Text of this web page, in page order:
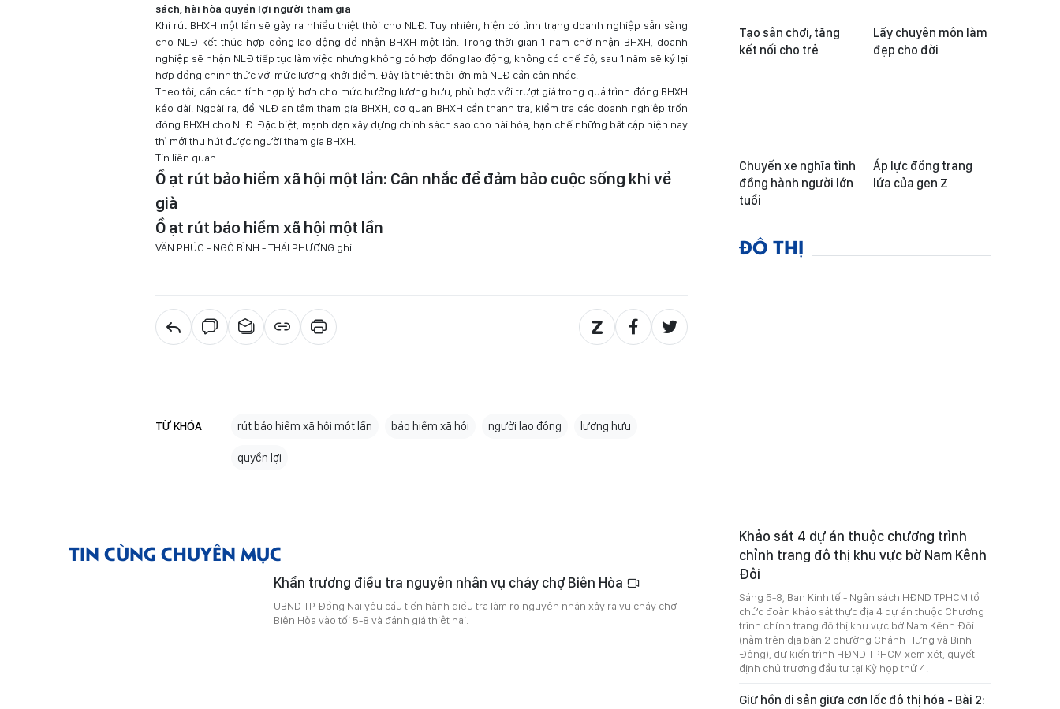
sách, hài hòa quyền lợi người tham gia
Khi rút BHXH một lần sẽ gây ra nhiều thiệt thòi cho NLĐ. Tuy nhiên, hiện có tình trạng doanh nghiệp sẵn sàng
cho NLĐ kết thúc hợp đồng lao động để nhận BHXH một lần. Trong thời gian 1 năm chờ nhận BHXH, doanh
nghiệp sẽ nhận NLĐ tiếp tục làm việc nhưng không có hợp đồng lao động, không có chế độ, sau 1 năm sẽ ký lại
hợp đồng chính thức với mức lương khởi điểm. Đây là thiệt thòi lớn mà NLĐ cần cân nhắc.
Theo tôi, cần cách tính hợp lý hơn cho mức hưởng lương hưu, phù hợp với trượt giá trong quá trình đóng BHXH
kéo dài. Ngoài ra, để NLĐ an tâm tham gia BHXH, cơ quan BHXH cần thanh tra, kiểm tra các doanh nghiệp trốn
đóng BHXH cho NLĐ. Đặc biệt, mạnh dạn xây dựng chính sách sao cho hài hòa, hạn chế những bất cập hiện nay
thì mới thu hút được người tham gia BHXH.
Tin liên quan
Ồ ạt rút bảo hiểm xã hội một lần: Cân nhắc để đảm bảo cuộc sống khi về
già
Ồ ạt rút bảo hiểm xã hội một lần
VĂN PHÚC - NGÔ BÌNH - THÁI PHƯƠNG ghi
TỪ KHÓA rút bảo hiểm xã hội một lần bảo hiểm xã hội người lao động lương hưu
quyền lợi
TIN CÙNG CHUYÊN MỤC
Khẩn trương điều tra nguyên nhân vụ cháy chợ Biên Hòa
UBND TP Đồng Nai yêu cầu tiến hành điều tra làm rõ nguyên nhân xảy ra vụ cháy chợ
Biên Hòa vào tối 5-8 và đánh giá thiệt hại.
Tạo sân chơi, tăng
kết nối cho trẻ
Lấy chuyên môn làm
đẹp cho đời
Chuyến xe nghĩa tình
đồng hành người lớn
tuổi
Áp lực đồng trang
lứa của gen Z
ĐÔ THỊ
Khảo sát 4 dự án thuộc chương trình
chỉnh trang đô thị khu vực bờ Nam Kênh
Đôi
Sáng 5-8, Ban Kinh tế - Ngân sách HĐND TPHCM tổ
chức đoàn khảo sát thực địa 4 dự án thuộc Chương
trình chỉnh trang đô thị khu vực bờ Nam Kênh Đôi
(nằm trên địa bàn 2 phường Chánh Hưng và Bình
Đông), dự kiến trình HĐND TPHCM xem xét, quyết
định chủ trương đầu tư tại Kỳ họp thứ 4.
Giữ hồn di sản giữa cơn lốc đô thị hóa - Bài 2: